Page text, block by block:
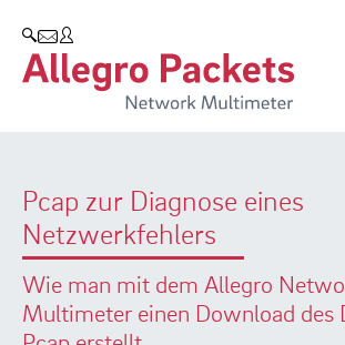
Pcap zur Diagnose eines
Netzwerkfehlers
Wie man mit dem Allegro
Multimeter einen Download des
Allegro Network Multimeter
Produktübersicht
Unternehmen
Partner
Umweltschutz
Forschung und Lehre
Blog
Presse